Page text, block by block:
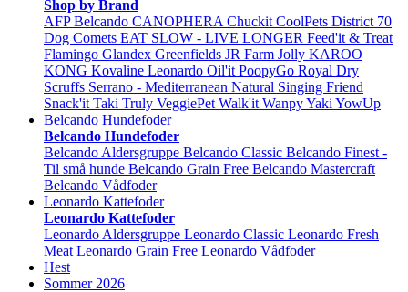
Shop by Brand
AFP Belcando CANOPHERA Chuckit CoolPets District 70
Dog Comets EAT SLOW - LIVE LONGER Feed'it & Treat
Flamingo Glandex Greenfields JR Farm Jolly KAROO
KONG Kovaline Leonardo Oil'it PoopyGo Royal Dry
Scruffs Serrano - Mediterranean Natural Singing Friend
Snack'it Taki Truly VeggiePet Walk'it WanpyYaki YowUp
Belcando Hundefoder
Belcando Hundefoder
Belcando Aldersgruppe Belcando Classic Belcando Finest -
Til små hunde Belcando Grain Free Belcando Mastercraft
Belcando Vådfoder
Leonardo Kattefoder
Leonardo Kattefoder
Leonardo Aldersgruppe Leonardo Classic Leonardo Fresh
Meat Leonardo Grain Free Leonardo Vådfoder
Hest
Sommer 2026